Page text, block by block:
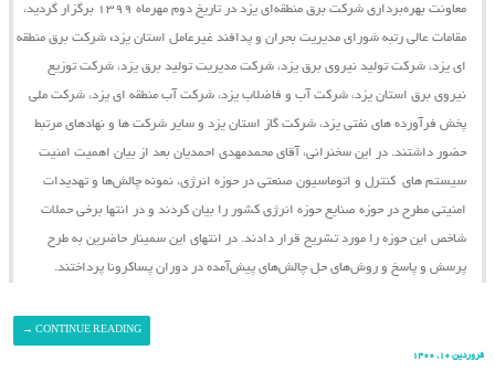
معاونت بهره‌برداری شرکت برق منطقه‌ای یزد در تاریخ دوم مهرماه ۱۳۹۹ برگزار گردید،
مقامات عالی رتبه شورای مدیریت بحران و پدافند غیرعامل استان یزد، شرکت برق منطقه
ای یزد، شرکت تولید نیروی برق یزد، شرکت مدیریت تولید برق یزد، شرکت توزیع
نیروی برق استان یزد، شرکت آب و فاضلاب یزد، شرکت آب منطقه ای یزد، شرکت ملی
پخش فرآورده های نفتی یزد، شرکت گاز استان یزد و سایر شرکت ها و نهادهای مرتبط
حضور داشتند. در این سخنرانی، آقای محمدمهدی احمدیان بعد از بیان اهمیت امنیت
سیستم ‌های کنترل و اتوماسیون صنعتی در حوزه انرژی، نمونه چالش‌ها و تهدیدات
امنیتی مطرح در حوزه صنایع حوزه انرژی کشور را بیان کردند و در انتها برخی حملات
شاخص این حوزه را مورد تشریح قرار دادند. در انتهای این سمینار حاضرین به طرح
پرسش و پاسخ و روش‌های حل چالش‌های پیش‌آمده در دوران پساکرونا پرداختند.
CONTINUE READING
→
فروردین ۱۰, ۱۴۰۰